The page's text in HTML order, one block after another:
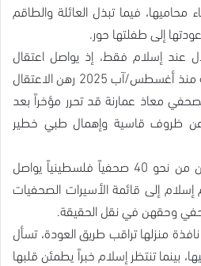
فيما تبذل العائلة والطاقم
إلى طفلتها حور.
عند إسلام فقط، إذ يواصل اعتقال
شقيقها الصحفي أسيد عمارنة منذ أغسطس/آب 2025 رهن الاعتقال
معاذ عمارنة قد تحرر مؤخراً بعد
عن ظروف قاسية وإهمال طبي خطير
إسلام وأسيد عمارنة هما اثنان من نحو 40 صحفياً فلسطينياً يواصل
إسلام إلى قائمة الأسيرات الصحفيات
وحقهن في نقل الحقيقة.
منزلها تراقب طريق العودة، تسأل
بينما تنتظر إسلام خبراً يطمئن قلبها